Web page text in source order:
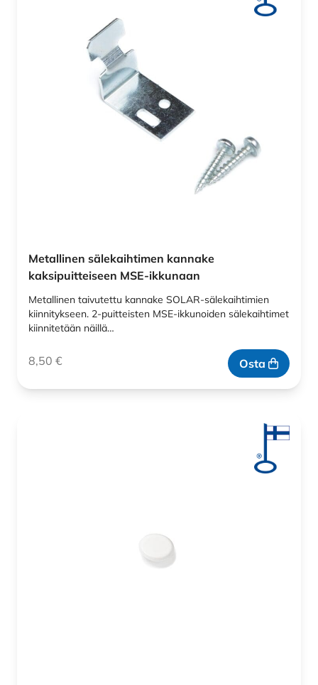
Metallinen sälekaihtimen kannake
kaksipuitteiseen MSE-ikkunaan
Metallinen taivutettu kannake SOLAR-sälekaihtimien
kiinnitykseen. 2-puitteisten MSE-ikkunoiden sälekaihtimet
kiinnitetään näillä…
8,50 € Osta